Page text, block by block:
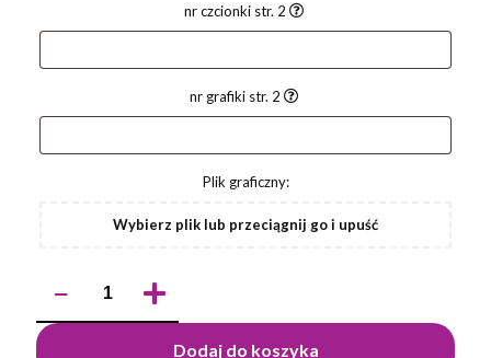
nr czcionki str. 2
nr grafiki str. 2
Plik graficzny:
Wybierz plik lub przeciągnij go i upuść
Długopis
Touch
Dodaj do koszyka